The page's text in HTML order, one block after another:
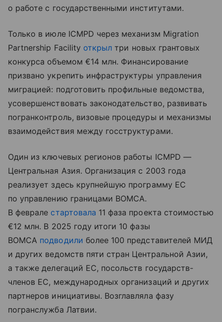
о работе с государственными институтами.
Только в июле ICMPD через механизм Migration
Partnership Facility открыл три новых грантовых
конкурса объемом €14 млн. Финансирование
призвано укрепить инфраструктуры управления
миграцией: подготовить профильные ведомства,
усовершенствовать законодательство, развивать
погранконтроль, визовые процедуры и механизмы
взаимодействия между госструктурами.
Один из ключевых регионов работы ICMPD —
Центральная Азия. Организация с 2003 года
реализует здесь крупнейшую программу ЕС
по управлению границами BOMCA.
В феврале стартовала 11 фаза проекта стоимостью
€12 млн. В 2025 году итоги 10 фазы
BOMCA подводили более 100 представителей МИД
и других ведомств пяти стран Центральной Азии,
а также делегаций ЕС, посольств государств-
членов ЕС, международных организаций и других
партнеров инициативы. Возглавляла фазу
погранслужба Латвии.